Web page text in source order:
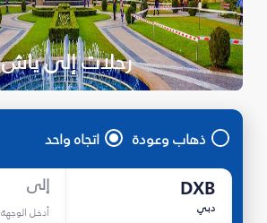
رحلات إلى ياش
ذهاب وعودة اتجاه واحد
DXB
دبي
إلى
أدخل الوجهة